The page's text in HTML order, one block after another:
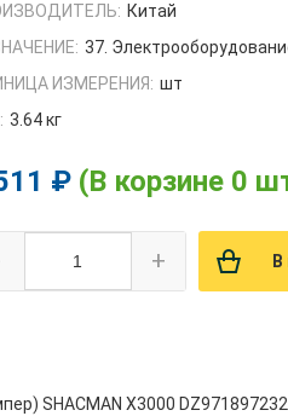
Китай
37.
ИЗМЕРЕНИЯ: шт
3.64 кг
₽ (В корзине 0
+
SHACMAN X3000